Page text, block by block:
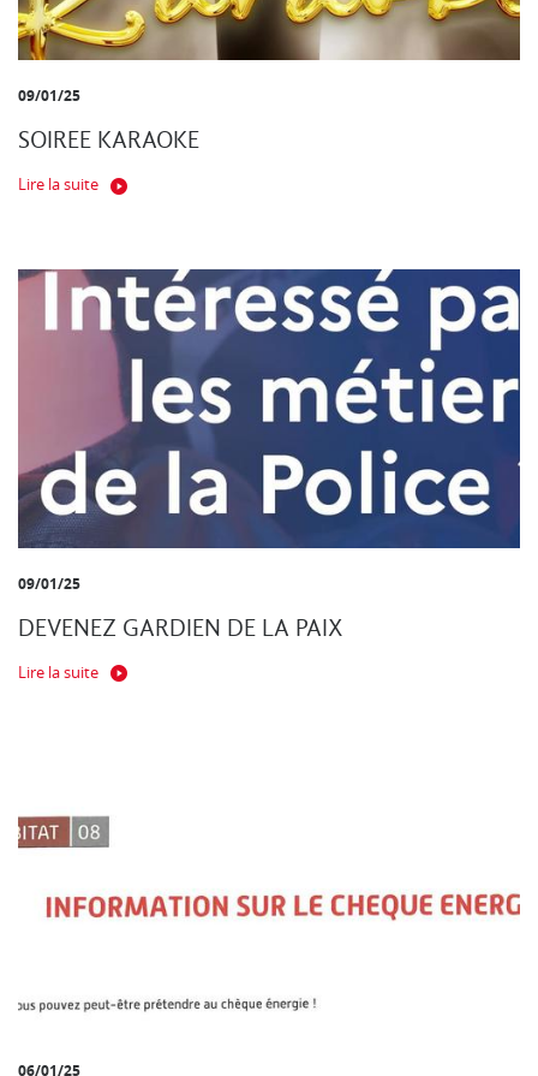
09/01/25
SOIREE KARAOKE
Lire la suite
09/01/25
DEVENEZ GARDIEN DE LA PAIX
Lire la suite
06/01/25